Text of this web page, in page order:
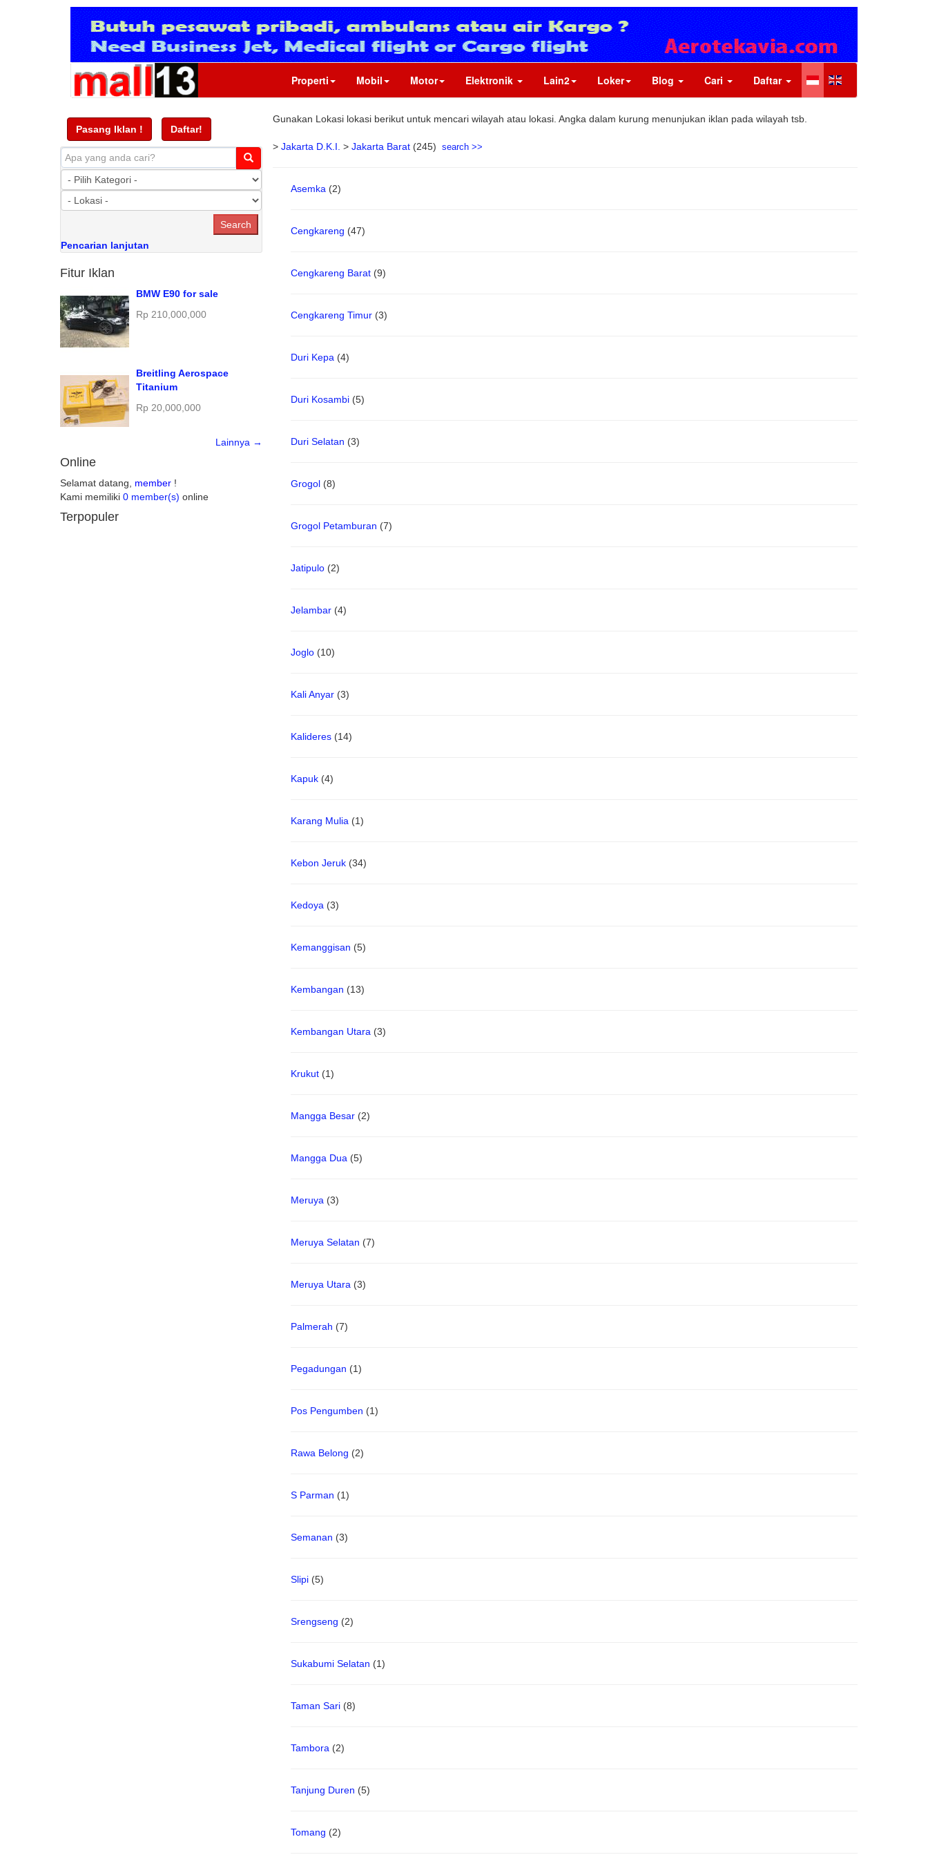
Properti Mobil Motor Elektronik Lain2 Loker Blog Cari Daftar
Pasang Iklan ! Daftar!
Pencarian lanjutan
Fitur Iklan
BMW E90 for sale
Rp 210,000,000
Breitling Aerospace
Titanium
Rp 20,000,000
Lainnya →
Online
Selamat datang, member !
Kami memiliki 0 member(s) online
Terpopuler
Gunakan Lokasi lokasi berikut untuk mencari wilayah atau lokasi. Angka dalam kurung menunjukan iklan pada wilayah tsb.
> Jakarta D.K.I. > Jakarta Barat(245) search >>
Asemka (2)
Cengkareng (47)
Cengkareng Barat(9)
Cengkareng Timur(3)
Duri Kepa (4)
Duri Kosambi(5)
Duri Selatan (3)
Grogol(8)
Grogol Petamburan (7)
Jatipulo(2)
Jelambar(4)
Joglo(10)
Kali Anyar(3)
Kalideres(14)
Kapuk(4)
Karang Mulia (1)
Kebon Jeruk(34)
Kedoya (3)
Kemanggisan (5)
Kembangan (13)
Kembangan Utara (3)
Krukut(1)
Mangga Besar(2)
Mangga Dua (5)
Meruya (3)
Meruya Selatan (7)
Meruya Utara (3)
Palmerah (7)
Pegadungan (1)
Pos Pengumben (1)
Rawa Belong (2)
S Parman (1)
Semanan (3)
Slipi(5)
Srengseng (2)
Sukabumi Selatan (1)
Taman Sari(8)
Tambora (2)
Tanjung Duren (5)
Tomang (2)